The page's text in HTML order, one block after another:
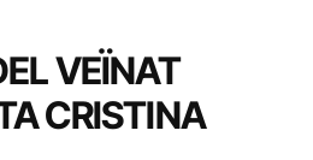
VEÏNAT
CRISTINA